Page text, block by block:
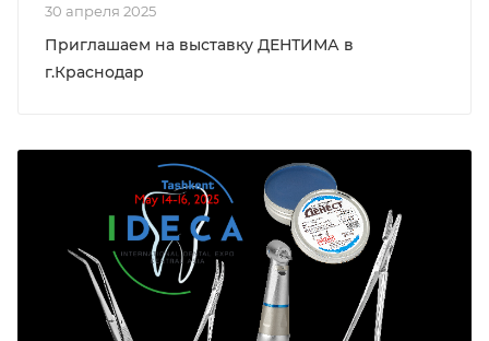
30 апреля 2025
Приглашаем на выставку ДЕНТИМА в
г.Краснодар